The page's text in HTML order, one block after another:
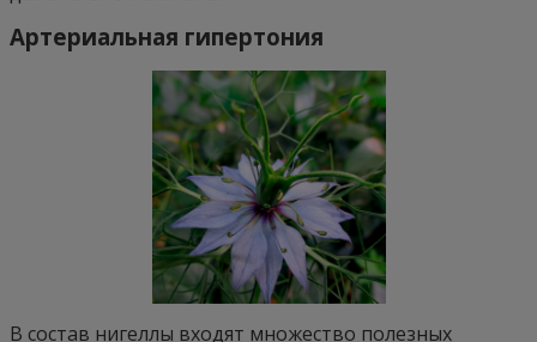
Артериальная гипертония
В состав нигеллы входят множество полезных